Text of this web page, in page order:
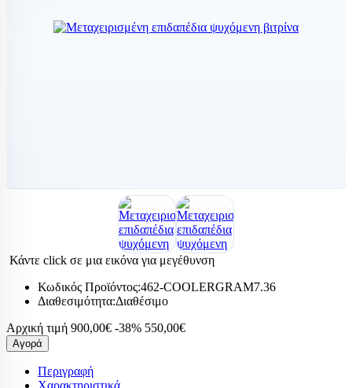
Κάντε click σε μια εικόνα για μεγέθυνση
Κωδικός Προϊόντος:462-COOLERGRAM7.36
Διαθεσιμότητα:Διαθέσιμο
Αρχική τιμή 900,00€ -38% 550,00€
Αγορά
Περιγραφή
Χαρακτηριστικά